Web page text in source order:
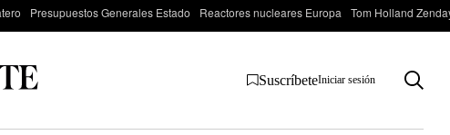
Presupuestos Generales Estado Reactores nucleares Europa Tom Holland
SuscríbeteIniciar sesión